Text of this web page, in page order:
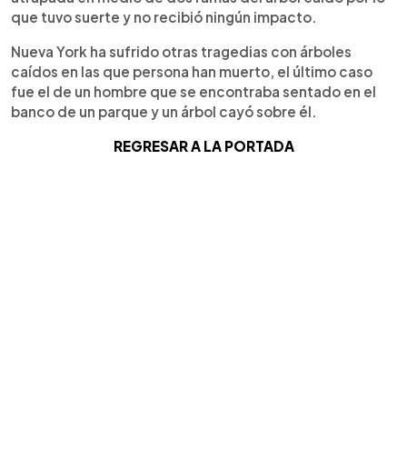
que tuvo suerte y no recibió ningún impacto.
Nueva York ha sufrido otras tragedias con árboles
caídos en las que persona han muerto, el último caso
fue el de un hombre que se encontraba sentado en el
banco de un parque y un árbol cayó sobre él.
REGRESAR A LA PORTADA